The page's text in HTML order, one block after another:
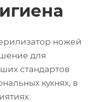
ножей
для
стандартов
кухнях, в